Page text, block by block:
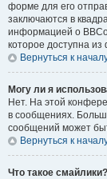
форме для его
заключаются в
информацией о
которое доступна
Вернуться к
Могу ли я
Нет. На этой
в сообщениях.
сообщений может
Вернуться к
Что такое смайлики?